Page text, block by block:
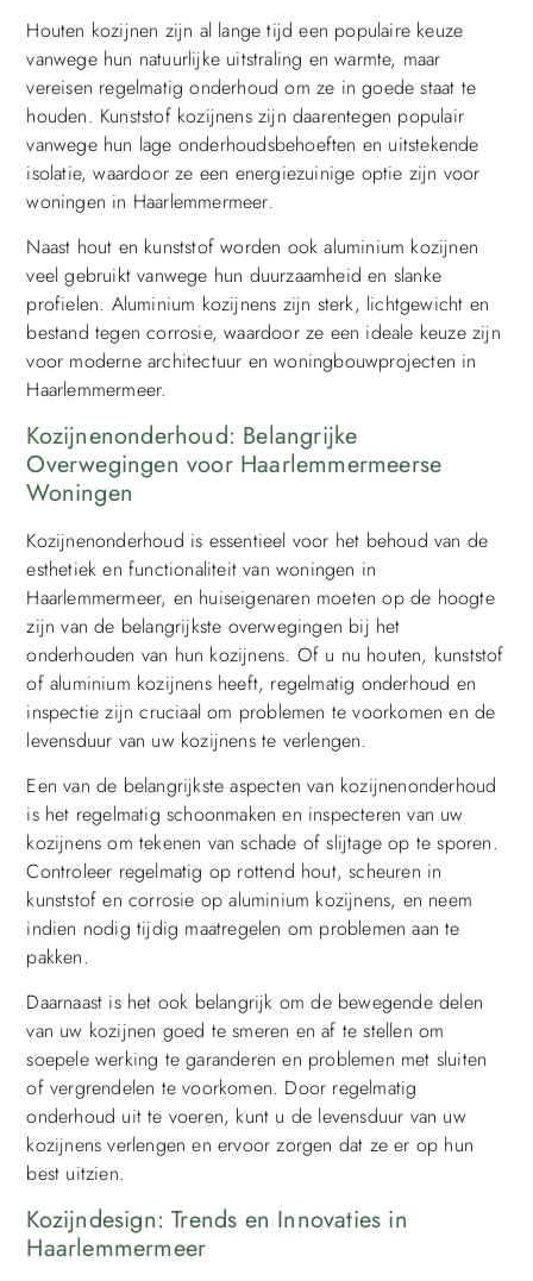
Houten kozijnen zijn al lange tijd een populaire keuze
vanwege hun natuurlijke uitstraling en warmte, maar
vereisen regelmatig onderhoud om ze in goede staat te
houden. Kunststof kozijnens zijn daarentegen populair
vanwege hun lage onderhoudsbehoeften en uitstekende
isolatie, waardoor ze een energiezuinige optie zijn voor
woningen in Haarlemmermeer.
Naast hout en kunststof worden ook aluminium kozijnen
veel gebruikt vanwege hun duurzaamheid en slanke
profielen. Aluminium kozijnens zijn sterk, lichtgewicht en
bestand tegen corrosie, waardoor ze een ideale keuze zijn
voor moderne architectuur en woningbouwprojecten in
Haarlemmermeer.
Kozijnenonderhoud: Belangrijke
Overwegingen voor Haarlemmermeerse
Woningen
Kozijnenonderhoud is essentieel voor het behoud van de
esthetiek en functionaliteit van woningen in
Haarlemmermeer, en huiseigenaren moeten op de hoogte
zijn van de belangrijkste overwegingen bij het
onderhouden van hun kozijnens. Of u nu houten, kunststof
of aluminium kozijnens heeft, regelmatig onderhoud en
inspectie zijn cruciaal om problemen te voorkomen en de
levensduur van uw kozijnens te verlengen.
Een van de belangrijkste aspecten van kozijnenonderhoud
is het regelmatig schoonmaken en inspecteren van uw
kozijnens om tekenen van schade of slijtage op te sporen.
Controleer regelmatig op rottend hout, scheuren in
kunststof en corrosie op aluminium kozijnens, en neem
indien nodig tijdig maatregelen om problemen aan te
pakken.
Daarnaast is het ook belangrijk om de bewegende delen
van uw kozijnen goed te smeren en af te stellen om
soepele werking te garanderen en problemen met sluiten
of vergrendelen te voorkomen. Door regelmatig
onderhoud uit te voeren, kunt u de levensduur van uw
kozijnens verlengen en ervoor zorgen dat ze er op hun
best uitzien.
Kozijndesign: Trends en Innovaties in
Haarlemmermeer